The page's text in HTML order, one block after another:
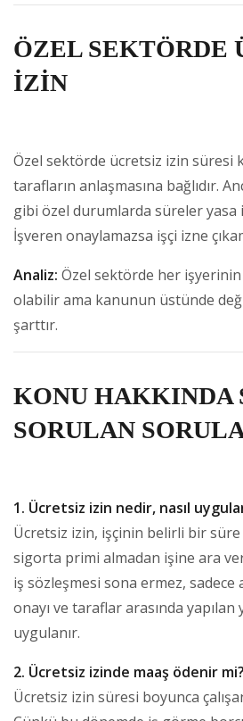
ÖZEL SEKTÖRDE
İZİN
Özel sektörde ücretsiz izin süresi
tarafların anlaşmasına bağlıdır.
gibi özel durumlarda süreler yasa
İşveren onaylamazsa işçi izne
Analiz: Özel sektörde her
olabilir ama kanunun üstünde
şarttır.
KONU HAKKINDA
SORULAN
1. Ücretsiz izin nedir, nasıl
Ücretsiz izin, işçinin belirli bir süre
sigorta primi almadan işine ara
iş sözleşmesi sona ermez, sadece
onayı ve taraflar arasında yapılan
uygulanır.
2. Ücretsiz izinde maaş ödenir mi?
Ücretsiz izin süresi boyunca